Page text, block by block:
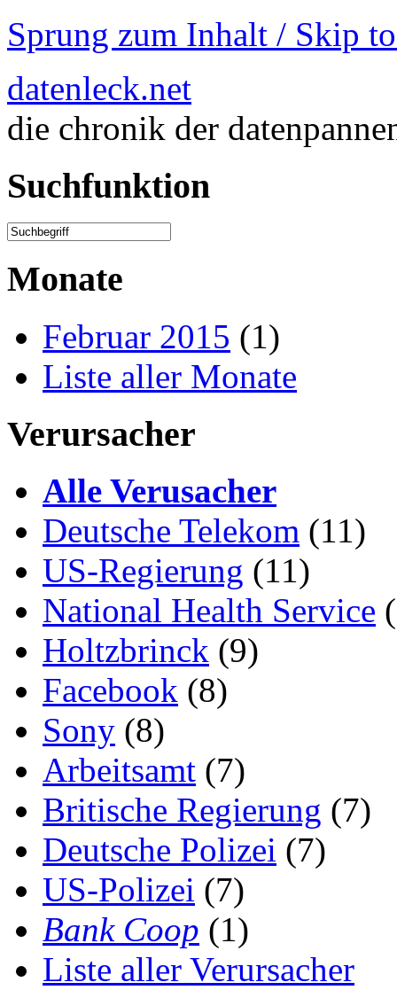
Sprung zum Inhalt / Skip
datenleck.net
die chronik der
Suchfunktion
Monate
Februar 2015 (1)
Liste aller Monate
Verursacher
Alle Verusacher
Deutsche Telekom (11)
US-Regierung (11)
National Health Service
Holtzbrinck (9)
Facebook (8)
Sony (8)
Arbeitsamt (7)
Britische Regierung (7)
Deutsche Polizei (7)
US-Polizei (7)
Bank Coop (1)
Liste aller Verursacher